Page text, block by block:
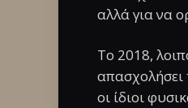
αλλά για να
Το 2018,
απασχολήσει
οι ίδιοι